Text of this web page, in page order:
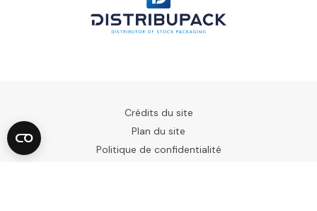
Crédits du site
Plan du site
Politique de confidentialité